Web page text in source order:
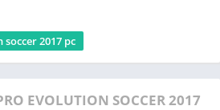
2017 pc
EVOLUTION SOCCER 2017